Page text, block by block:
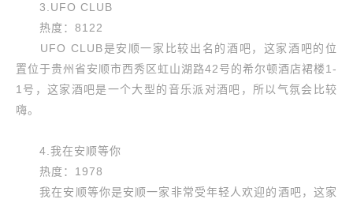
3.UFO CLUB
热度：8122
UFO CLUB是安顺一家比较出名的酒吧，这家酒吧的位
置位于贵州省安顺市西秀区虹山湖路42号的希尔顿酒店裙楼1-
1号，这家酒吧是一个大型的音乐派对酒吧，所以气氛会比较
嗨。
4.我在安顺等你
热度：1978
我在安顺等你是安顺一家非常受年轻人欢迎的酒吧，这家